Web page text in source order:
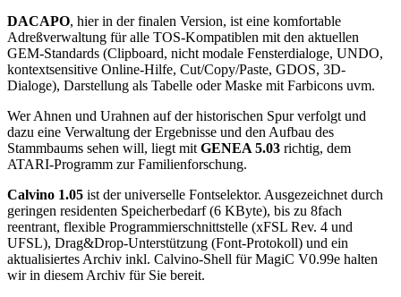
DACAPO, hier in der finalen Version, ist eine komfortable
Adreßverwaltung für alle TOS-Kompatiblen mit den aktuellen
GEM-Standards (Clipboard, nicht modale Fensterdialoge, UNDO,
kontextsensitive Online-Hilfe, Cut/Copy/Paste, GDOS, 3D-
Dialoge), Darstellung als Tabelle oder Maske mit Farbicons uvm.
Wer Ahnen und Urahnen auf der historischen Spur verfolgt und
dazu eine Verwaltung der Ergebnisse und den Aufbau des
Stammbaums sehen will, liegt mit GENEA 5.03 richtig, dem
ATARI-Programm zur Familienforschung.
Calvino 1.05 ist der universelle Fontselektor. Ausgezeichnet durch
geringen residenten Speicherbedarf (6 KByte), bis zu 8fach
reentrant, flexible Programmierschnittstelle (xFSL Rev. 4 und
UFSL), Drag&Drop-Unterstützung (Font-Protokoll) und ein
aktualisiertes Archiv inkl. Calvino-Shell für MagiC V0.99e halten
wir in diesem Archiv für Sie bereit.